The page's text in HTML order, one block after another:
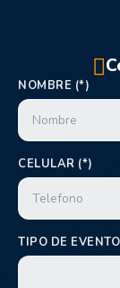
NOMBRE (*)
CELULAR (*)
TIPO DE